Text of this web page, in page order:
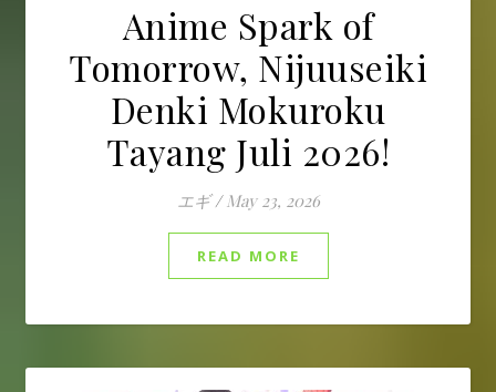
Anime Spark of
Tomorrow, Nijuuseiki
Denki Mokuroku
Tayang Juli 2026!
エギ / May 23, 2026
READ MORE